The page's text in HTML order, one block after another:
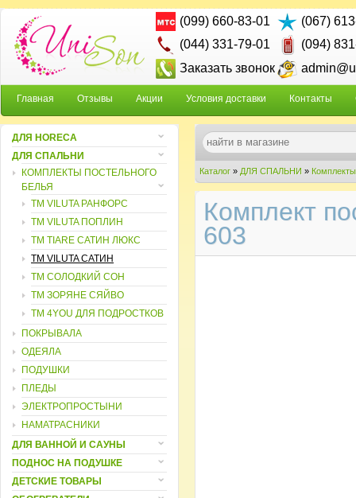
(099) 660-83-01
(067)
(044) 331-79-01
(094)
Заказать звонок
Главная Отзывы Акции Условия доставки Контакты
Каталог » ДЛЯ СПАЛЬНИ »
Комплект
603
ДЛЯ HORECA
ДЛЯ СПАЛЬНИ
КОМПЛЕКТЫ ПОСТЕЛЬНОГО
БЕЛЬЯ
ТМ VILUTA РАНФОРС
ТМ VILUTA ПОПЛИН
ТМ TIARE САТИН ЛЮКС
ТМ VILUTA САТИН
TM СОЛОДКИЙ СОН
TM ЗОРЯНЕ СЯЙВО
ТМ 4YOU ДЛЯ ПОДРОСТКОВ
ПОКРЫВАЛА
ОДЕЯЛА
ПОДУШКИ
ПЛЕДЫ
ЭЛЕКТРОПРОСТЫНИ
НАМАТРАСНИКИ
ДЛЯ ВАННОЙ И САУНЫ
ПОДНОС НА ПОДУШКЕ
ДЕТСКИЕ ТОВАРЫ